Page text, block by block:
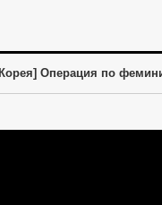
Операция по